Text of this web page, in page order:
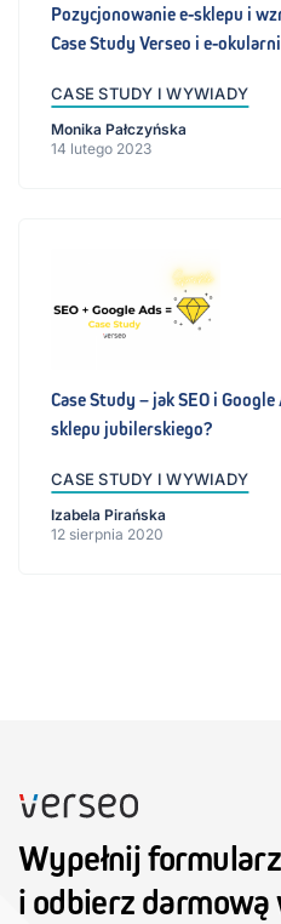
Pozycjonowanie e-sklepu i
Case Study Verseo i e-
CASE STUDY I WYWIADY
Monika Pałczyńska
14 lutego 2023
Case Study – jak SEO i
sklepu jubilerskiego?
CASE STUDY I WYWIADY
Izabela Pirańska
12 sierpnia 2020
Wypełnij formularz
i odbierz darmową